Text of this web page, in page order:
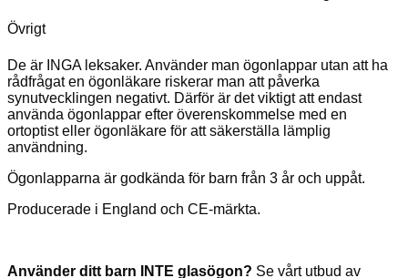
Övrigt
De är INGA leksaker. Använder man ögonlappar utan att ha
rådfrågat en ögonläkare riskerar man att påverka
synutvecklingen negativt. Därför är det viktigt att endast
använda ögonlappar efter överenskommelse med en
ortoptist eller ögonläkare för att säkerställa lämplig
användning.
Ögonlapparna är godkända för barn från 3 år och uppåt.
Producerade i England och CE-märkta.
Använder ditt barn INTE glasögon? Se vårt utbud av